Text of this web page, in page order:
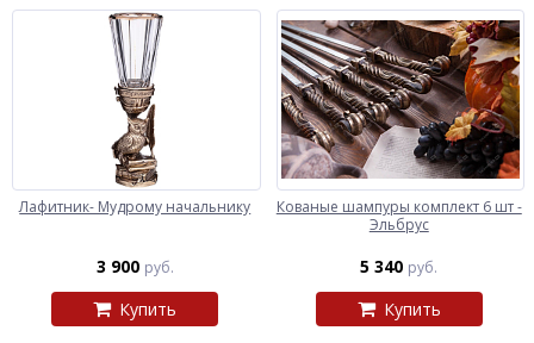
Лафитник- Мудрому начальнику
3 900 руб.
Купить
Кованые шампуры комплект 6 шт -
Эльбрус
5 340 руб.
Купить